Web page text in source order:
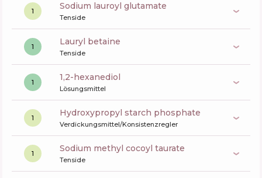
1 sodium lauroyl glutamate
Tenside
1 lauryl betaine
Tenside
1 1,2-hexanediol
Lösungsmittel
1 hydroxypropyl starch phosphate
Verdickungsmittel/Konsistenzregler
1 sodium methyl cocoyl taurate
Tenside